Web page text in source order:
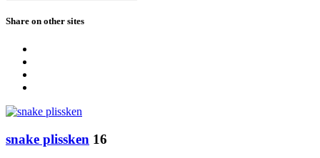
Share on other sites
snake plissken 16